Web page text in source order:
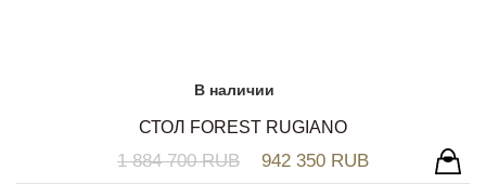
В наличии
СТОЛ FOREST RUGIANO
1 884 700 RUB 942 350 RUB